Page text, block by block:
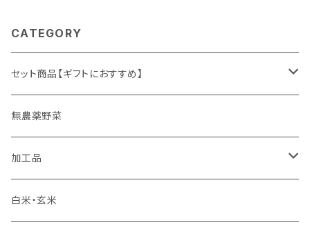
CATEGORY
セット商品【ギフトにおすすめ】
ギフト
無農薬野菜
加工品
ゆず姫シリーズ
白米・玄米